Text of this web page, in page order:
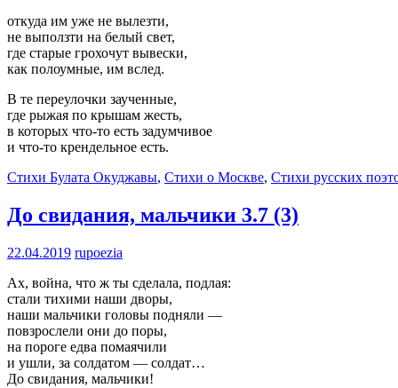
откуда им уже не вылезти,
не выползти на белый свет,
где старые грохочут вывески,
как полоумные, им вслед.
В те переулочки заученные,
где рыжая по крышам жесть,
в которых что-то есть задумчивое
и что-то крендельное есть.
Стихи Булата Окуджавы, Стихи о Москве, Стихи русских
До свидания, мальчики 3.7 (3)
22.04.2019 rupoezia
Ах, война, что ж ты сделала, подлая:
стали тихими наши дворы,
наши мальчики головы подняли —
повзрослели они до поры,
на пороге едва помаячили
и ушли, за солдатом — солдат…
До свидания, мальчики!